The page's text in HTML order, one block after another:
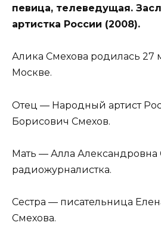
певица, телеведущая.
артистка России (2008).
Алика Смехова родилась 27
Москве.
Отец — Народный артист
Борисович Смехов.
Мать — Алла Александровна
радиожурналистка.
Сестра — писательница
Смехова.